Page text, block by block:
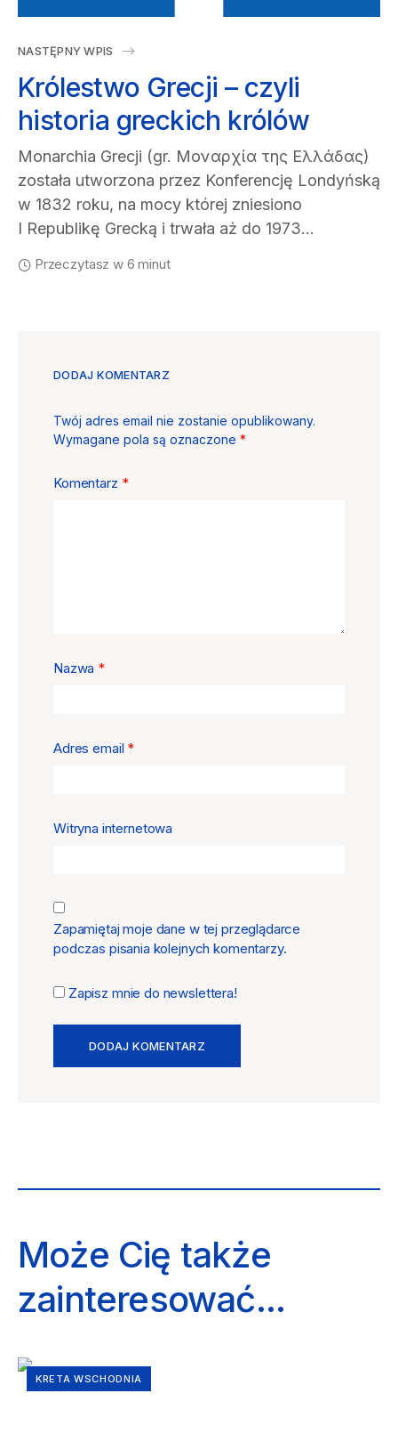
NASTĘPNY WPIS
Królestwo Grecji – czyli
historia greckich królów
Monarchia Grecji (gr. Μοναρχία της Ελλάδας)
została utworzona przez Konferencję Londyńską
w 1832 roku, na mocy której zniesiono
I Republikę Grecką i trwała aż do 1973…
Przeczytasz w 6 minut
DODAJ KOMENTARZ
Twój adres email nie zostanie opublikowany.
Wymagane pola są oznaczone *
Komentarz *
Nazwa *
Adres email *
Witryna internetowa
Zapamiętaj moje dane w tej przeglądarce
podczas pisania kolejnych komentarzy.
Zapisz mnie do newslettera!
Może Cię także
zainteresować...
KRETA WSCHODNIA